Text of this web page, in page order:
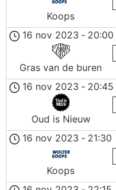
Koops
16 nov 2023 - 20:00
Gras van de buren
16 nov 2023 - 20:45
Oud is Nieuw
16 nov 2023 - 21:30
Koops